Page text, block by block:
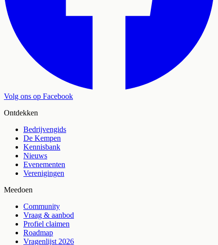
Volg ons op Facebook
Ontdekken
Bedrijvengids
De Kempen
Kennisbank
Nieuws
Evenementen
Verenigingen
Meedoen
Community
Vraag & aanbod
Profiel claimen
Roadmap
Vragenlijst 2026